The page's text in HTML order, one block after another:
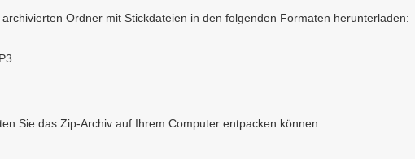
Ordner mit Stickdateien in den folgenden Formaten herunterladen:
Sie das Zip-Archiv auf Ihrem Computer entpacken können.